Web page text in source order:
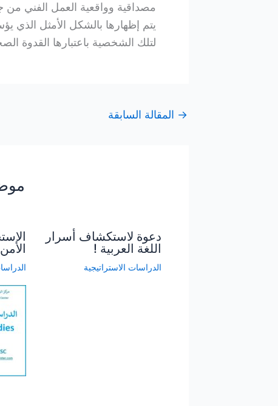
مصداقية وواقعية العمل الفني من
يتم إظهارها بالشكل الأمثل الذي
لتلك الشخصية باعتبارها القدوة
→ المقالة السابقة
دعوة لاستكشاف أسرار
اللغة العربية !
الدراسات الاستراتيجية